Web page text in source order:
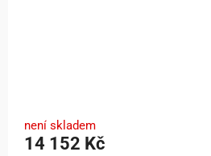
není skladem
14 152 Kč